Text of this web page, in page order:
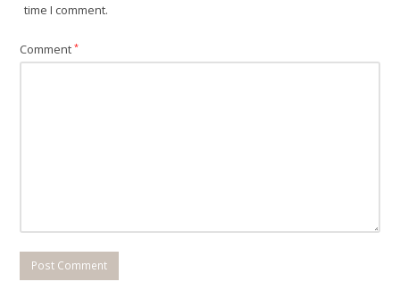
time I comment.
Comment*